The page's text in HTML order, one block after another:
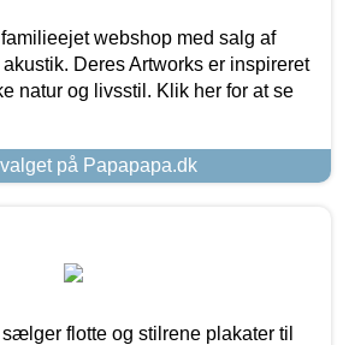
webshop med salg af
Deres Artworks er inspireret
natur og livsstil. Klik her for at se
på Papapapa.dk
flotte og stilrene plakater til